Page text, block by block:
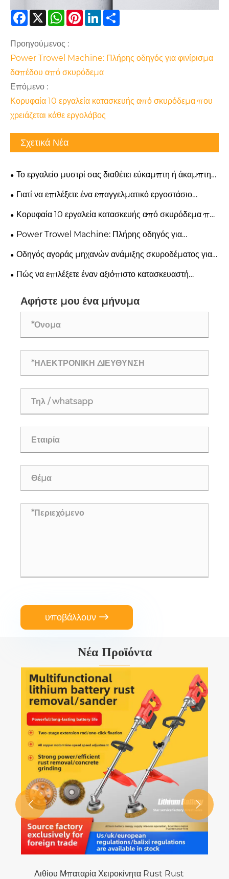
Facebook
X WhatsApp
PinterestLinkedIn
Προηγούμενος :
Power Trowel Machine: Πλήρης οδηγός για φινίρισμα
δαπέδου από σκυρόδεμα
Επόμενο :
Κορυφαία 10 εργαλεία κατασκευής από σκυρόδεμα που
χρειάζεται κάθε εργολάβος
Σχετικά Νέα
Το εργαλείο μυστρί σας διαθέτει εύκαμπτη ή άκαμπτη
λεπίδα για συγκεκριμένους τύπους κονιάματος;
Γιατί να επιλέξετε ένα επαγγελματικό εργοστάσιο
εργαλείων κατασκευής για την επιχείρησή σας;
Κορυφαία 10 εργαλεία κατασκευής από σκυρόδεμα που
χρειάζεται κάθε εργολάβος
Power Trowel Machine: Πλήρης οδηγός για
φινίρισμα δαπέδου από σκυρόδεμα
Οδηγός αγοράς μηχανών ανάμιξης σκυροδέματος για
εργολάβους
Πώς να επιλέξετε έναν αξιόπιστο κατασκευαστή
Αφήστε μου ένα μήνυμα
υποβάλλουν 
Νέα Προϊόντα
Λιθίου Μπαταρία Χειροκίνητα Rust Rust
 